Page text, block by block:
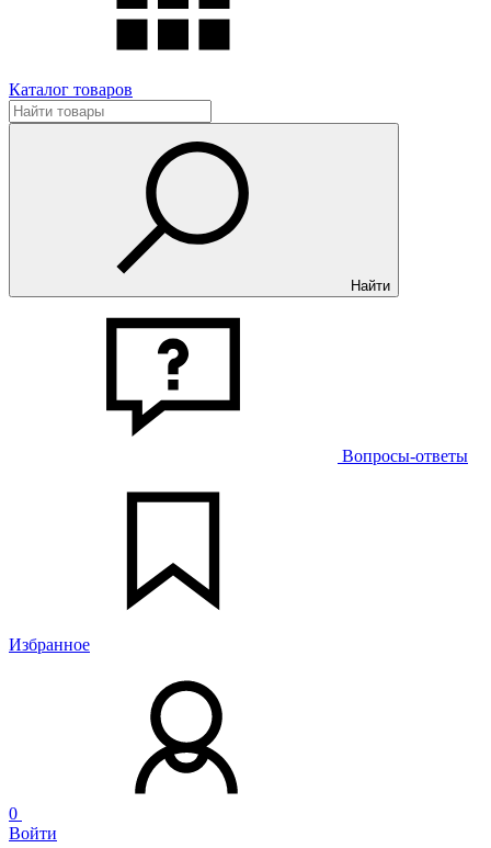
Каталог товаров
Найти
Вопросы-ответы
Избранное
0
Войти